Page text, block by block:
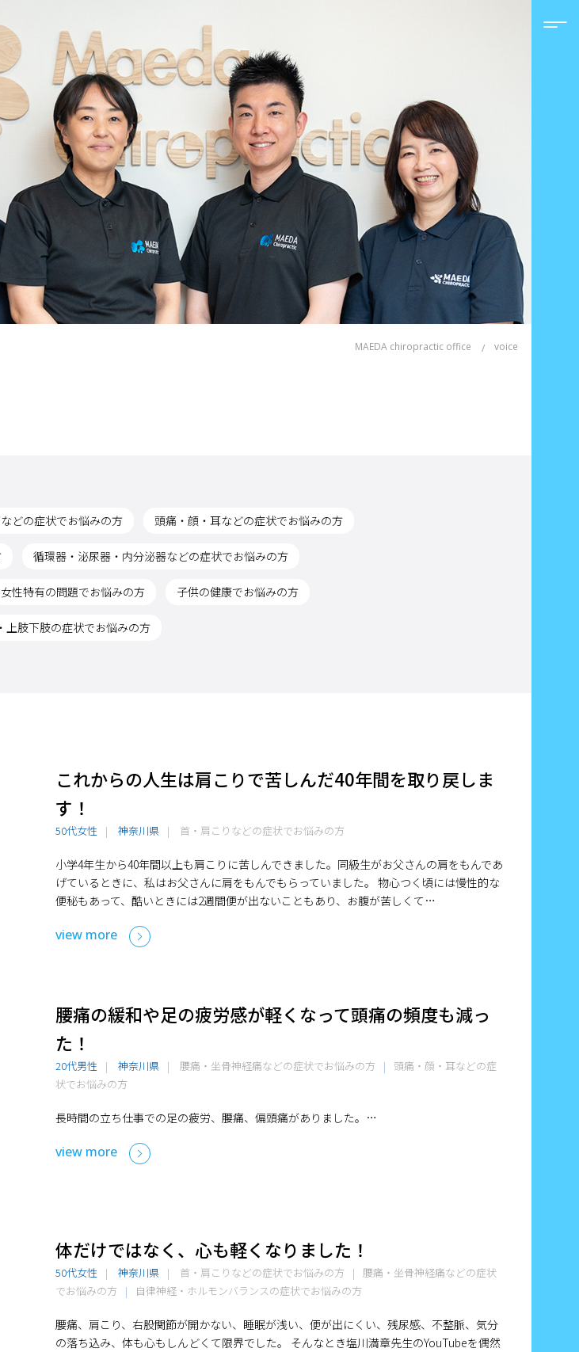
MAEDA chiropractic office voice
どの症状でお悩みの方 頭痛・顔・耳などの症状でお悩みの方
循環器・泌尿器・内分泌器などの症状でお悩みの方
女性特有の問題でお悩みの方 子供の健康でお悩みの方
上肢下肢の症状でお悩みの方
これからの人生は肩こりで苦しんだ40年間を取り戻しま
す！
50代女性 神奈川県 首・肩こりなどの症状でお悩みの方
小学4年生から40年間以上も肩こりに苦しんできました。同級生がお父さんの肩をもんであ
げているときに、私はお父さんに肩をもんでもらっていました。 物心つく頃には慢性的な
便秘もあって、酷いときには2週間便が出ないこともあり、お腹が苦しくて…
view more
腰痛の緩和や足の疲労感が軽くなって頭痛の頻度も減っ
た！
20代男性 神奈川県 腰痛・坐骨神経痛などの症状でお悩みの方
頭痛・顔・耳などの症
状でお悩みの方
長時間の立ち仕事での足の疲労、腰痛、偏頭痛がありました。…
view more
体だけではなく、心も軽くなりました！
50代女性 神奈川県 首・肩こりなどの症状でお悩みの方
腰痛・坐骨神経痛などの症状
でお悩みの方
自律神経・ホルモンバランスの症状でお悩みの方
腰痛、肩こり、右股関節が開かない、睡眠が浅い、便が出にくい、残尿感、不整脈、気分
の落ち込み、体も心もしんどくて限界でした。 そんなとき塩川満章先生のYouTubeを偶然